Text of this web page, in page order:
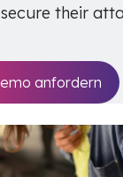
their
anfordern